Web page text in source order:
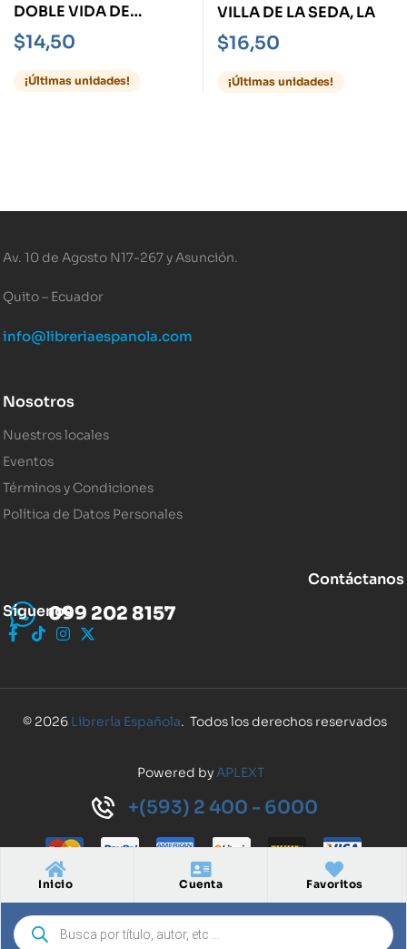
DOBLE VIDA DE
ARSENE LUPIN, LA
$14,50
¡Últimas unidades!
VILLA DE LA SEDA, LA
$16,50
¡Últimas unidades!
Inicio Cuenta Favoritos
Av. 10 de Agosto N17-267 y Asunción.
Quito – Ecuador
info@libreriaespanola.com
Nosotros
Nuestros locales
Eventos
Términos y Condiciones
Política de Datos Personales
Contáctanos
099 202 8157
Síguenos
© 2026 Librería Española. Todos los derechos reservados
Powered byAPLEXT
+(593) 2 400 - 6000